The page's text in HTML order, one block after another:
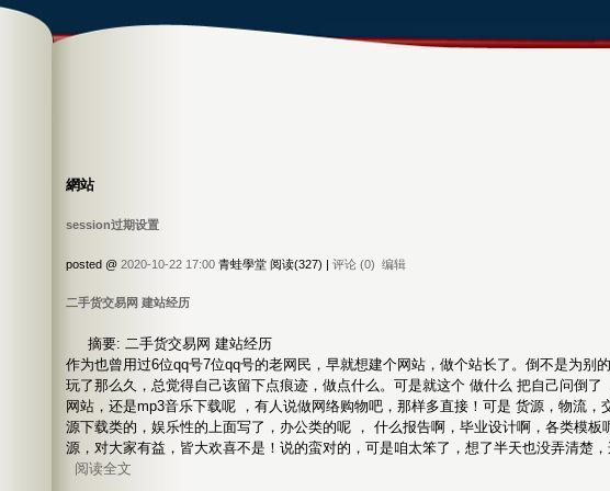
網站
session过期设置
posted @ 2020-10-22 17:00 青蛙學堂 阅读(327) | 评论 (0) 编辑
二手货交易网 建站经历
摘要: 二手货交易网 建站经历
作为也曾用过6位qq号7位qq号的老网民，早就想建个网站，做个站长了。倒不是为别
玩了那么久，总觉得自己该留下点痕迹，做点什么。可是就这个 做什么 把自己问倒
网站，还是mp3音乐下载呢 ，有人说做网络购物吧，那样多直接！可是 货源，物流
源下载类的，娱乐性的上面写了，办公类的呢 ， 什么报告啊，毕业设计啊，各类模
源，对大家有益，皆大欢喜不是！说的蛮对的，可是咱太笨了，想了半天也没弄清楚
阅读全文